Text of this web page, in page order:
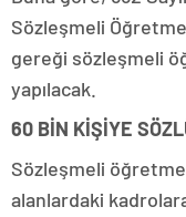
Sözleşmeli
gereği sözleşmeli
yapılacak.
60 BİN KİŞİYE
Sözleşmeli
alanlardaki